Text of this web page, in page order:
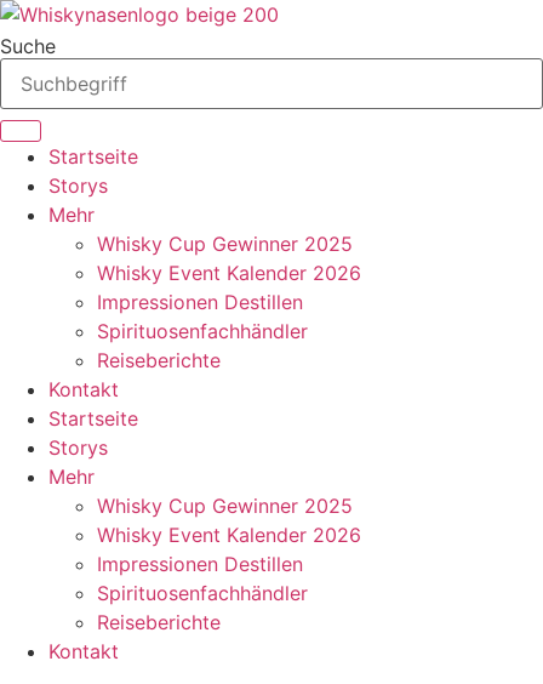
Zum
Inhalt
springen
Suche
Startseite
Storys
Mehr
Whisky Cup Gewinner 2025
Whisky Event Kalender 2026
Impressionen Destillen
Spirituosenfachhändler
Reiseberichte
Kontakt
Startseite
Storys
Mehr
Whisky Cup Gewinner 2025
Whisky Event Kalender 2026
Impressionen Destillen
Spirituosenfachhändler
Reiseberichte
Kontakt